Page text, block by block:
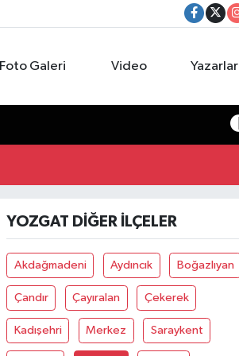
Foto Galeri Video Yazarlar
YOZGAT DIĞER İLÇELER
Akdağmadeni Aydıncık Boğazlıyan
Çandır Çayıralan Çekerek
Kadışehri Merkez Saraykent